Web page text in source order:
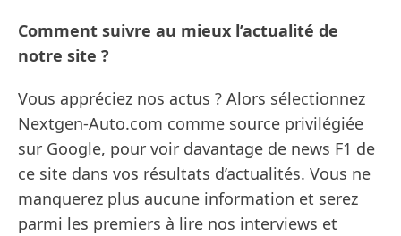
Comment suivre au mieux l’actualité de
notre site ?
Vous appréciez nos actus ? Alors sélectionnez
Nextgen-Auto.com comme source privilégiée
sur Google, pour voir davantage de news F1 de
ce site dans vos résultats d’actualités. Vous ne
manquerez plus aucune information et serez
parmi les premiers à lire nos interviews et